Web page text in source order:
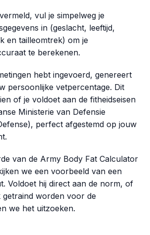
vul je simpelweg je
in (geslacht, leeftijd,
en tailleomtrek) om je
te berekenen.
hebt ingevoerd, genereert
persoonlijke vetpercentage. Dit
of je voldoet aan de fitheidseisen
Ministerie van Defensie
perfect afgestemd op jouw
van de Army Body Fat Calculator
we een voorbeeld van een
Voldoet hij direct aan de norm, of
worden voor de
we het uitzoeken.